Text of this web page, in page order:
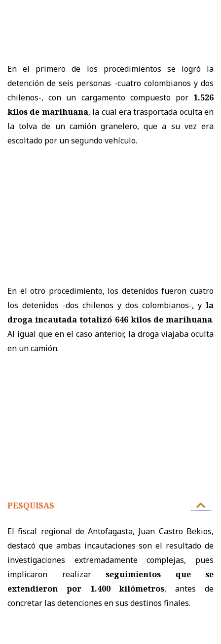
En el primero de los procedimientos se logró la
detención de seis personas -cuatro colombianos y dos
chilenos-, con un cargamento compuesto por 1.526
kilos de marihuana, la cual era trasportada oculta en
la tolva de un camión granelero, que a su vez era
escoltado por un segundo vehículo.
En el otro procedimiento, los detenidos fueron cuatro
los detenidos -dos chilenos y dos colombianos-, y la
droga incautada totalizó 646 kilos de marihuana.
Al igual que en el caso anterior, la droga viajaba oculta
en un camión.
PESQUISAS
El fiscal regional de Antofagasta, Juan Castro Bekios,
destacó que ambas incautaciones son el resultado de
investigaciones extremadamente complejas, pues
implicaron realizar seguimientos que se
extendieron por 1.400 kilómetros, antes de
concretar las detenciones en sus destinos finales.